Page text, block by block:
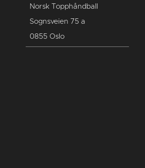
Norsk Topphåndball
Sognsveien 75 a
0855 Oslo